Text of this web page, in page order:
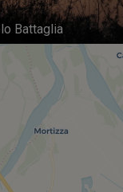
Battaglia